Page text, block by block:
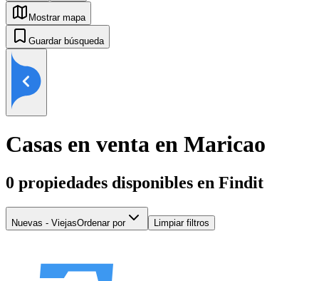
Mostrar mapa
Guardar búsqueda
Casas en venta en Maricao
0 propiedades disponibles en Findit
Nuevas - ViejasOrdenar por Limpiar filtros